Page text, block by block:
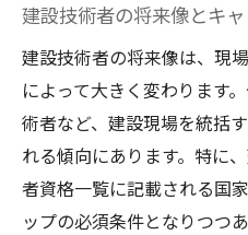
監理技術者資格な
主任技術者資格
主任技術者専任要件
建設主任技術者
建設分野での実
主任技術者専任の
建設技術者の将来像とキ
建設技術者の将来像は、現
によって大きく変わります
術者など、建設現場を統括
れる傾向にあります。特に
者資格一覧に記載される国
ップの必須条件となりつつあ